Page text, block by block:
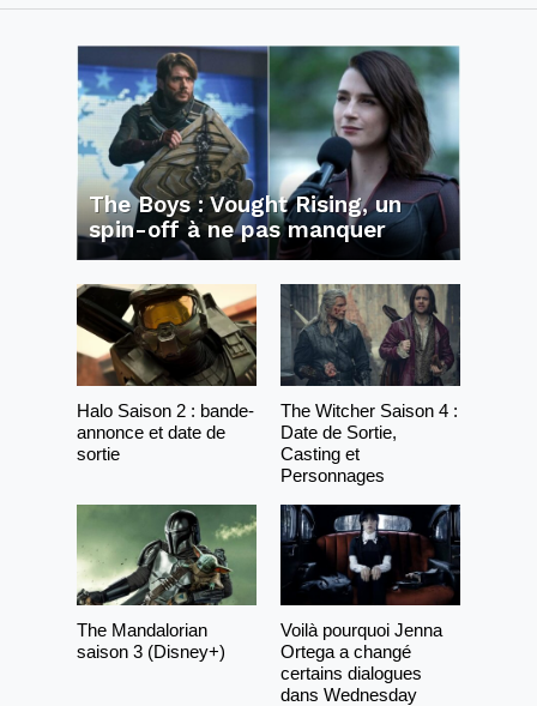
The Boys : Vought Rising, un
spin-off à ne pas manquer
Halo Saison 2 : bande-
annonce et date de
sortie
The Witcher Saison 4 :
Date de Sortie,
Casting et
Personnages
The Mandalorian
saison 3 (Disney+)
Voilà pourquoi Jenna
Ortega a changé
certains dialogues
dans Wednesday